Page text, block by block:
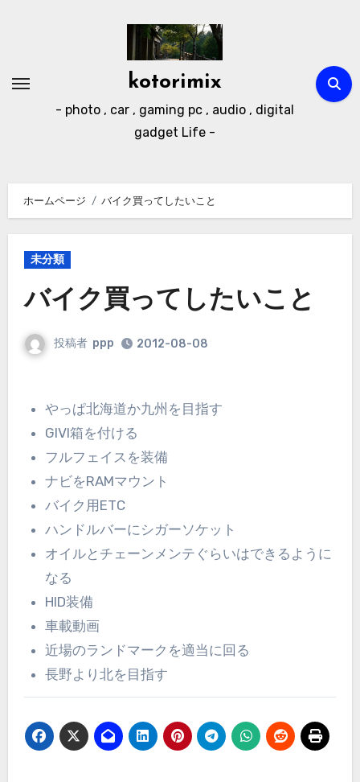
kotorimix
- photo , car , gaming pc , audio , digital
gadget Life -
ホームページ バイク買ってしたいこと
未分類
バイク買ってしたいこと
投稿者 ppp 2012-08-08
やっぱ北海道か九州を目指す
GIVI箱を付ける
フルフェイスを装備
ナビをRAMマウント
バイク用ETC
ハンドルバーにシガーソケット
オイルとチェーンメンテぐらいはできるように
なる
HID装備
車載動画
近場のランドマークを適当に回る
長野より北を目指す